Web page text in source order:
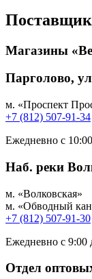
Магазины
Парголово,
м. «Проспект
+7 (812) 507-91-34
Ежедневно с
Наб. реки
м. «Волковская»
м. «Обводный
+7 (812) 507-91-30
Ежедневно с 9:00
Отдел